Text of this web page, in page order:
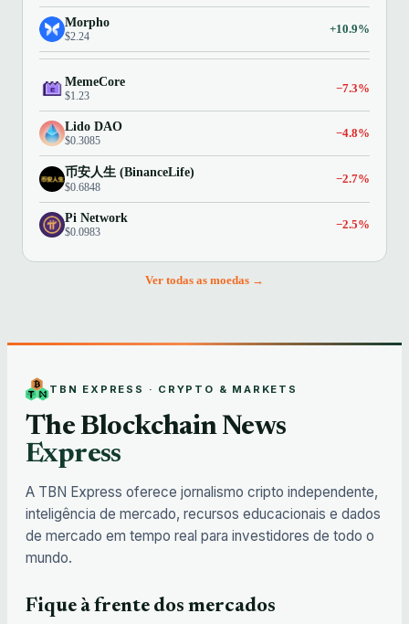
Morpho
$2.24
+10.9%
MemeCore
$1.23
−7.3%
Lido DAO
$0.3085
−4.8%
币安人生 (BinanceLife)
$0.6848
−2.7%
Pi Network
$0.0983
−2.5%
Ver todas as moedas →
TBN EXPRESS · CRYPTO & MARKETS
The Blockchain News
Express
A TBN Express oferece jornalismo cripto independente,
inteligência de mercado, recursos educacionais e dados
de mercado em tempo real para investidores de todo o
mundo.
Fique à frente dos mercados